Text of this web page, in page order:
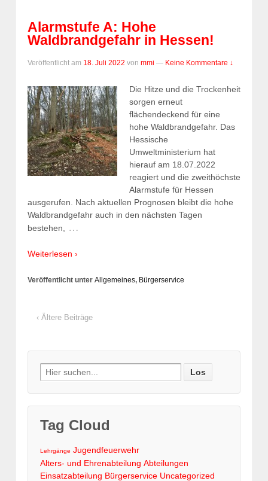
Alarmstufe A: Hohe
Waldbrandgefahr in Hessen!
Veröffentlicht am 18. Juli 2022 von mmi — Keine Kommentare ↓
Die Hitze und die Trockenheit
sorgen erneut
flächendeckend für eine
hohe Waldbrandgefahr. Das
Hessische
Umweltministerium hat
hierauf am 18.07.2022
reagiert und die zweithöchste
Alarmstufe für Hessen
ausgerufen. Nach aktuellen Prognosen bleibt die hohe
Waldbrandgefahr auch in den nächsten Tagen
bestehen,
…
Weiterlesen ›
Veröffentlicht unter Allgemeines, Bürgerservice
‹ Ältere Beiträge
Search
for:
Tag Cloud
Lehrgänge Jugendfeuerwehr
Alters- und Ehrenabteilung Abteilungen
Einsatzabteilung Bürgerservice Uncategorized